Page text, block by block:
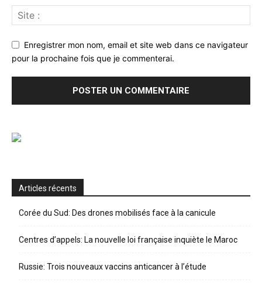
Enregistrer mon nom, email et site web dans ce navigateur
pour la prochaine fois que je commenterai.
Articles récents
Corée du Sud: Des drones mobilisés face à la canicule
Centres d’appels: La nouvelle loi française inquiète le Maroc
Russie: Trois nouveaux vaccins anticancer à l’étude